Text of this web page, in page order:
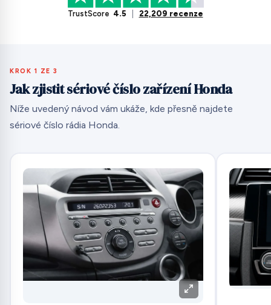
TrustScore 4.5 22,209 recenze
KROK 1 ZE 3
Jak zjistit sériové číslo zařízení Honda
Níže uvedený návod vám ukáže, kde přesně najdete
sériové číslo rádia Honda.